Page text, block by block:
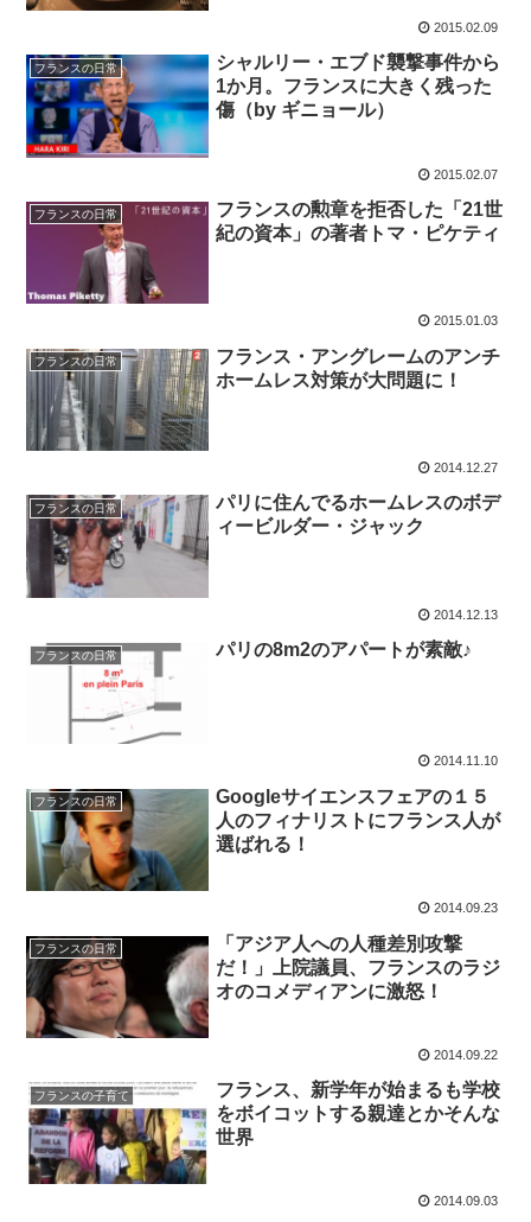
2015.02.09
フランスの日常
シャルリー・エブド襲撃事件から
1か月。フランスに大きく残った
傷（by ギニョール）
2015.02.07
フランスの日常
フランスの勲章を拒否した「21世
紀の資本」の著者トマ・ピケティ
2015.01.03
フランスの日常
フランス・アングレームのアンチ
ホームレス対策が大問題に！
2014.12.27
フランスの日常
パリに住んでるホームレスのボデ
ィービルダー・ジャック
2014.12.13
フランスの日常 パリの8m2のアパートが素敵♪
2014.11.10
フランスの日常
Googleサイエンスフェアの１５
人のフィナリストにフランス人が
選ばれる！
2014.09.23
フランスの日常
「アジア人への人種差別攻撃
だ！」上院議員、フランスのラジ
オのコメディアンに激怒！
2014.09.22
フランスの子育て
フランス、新学年が始まるも学校
をボイコットする親達とかそんな
世界
2014.09.03